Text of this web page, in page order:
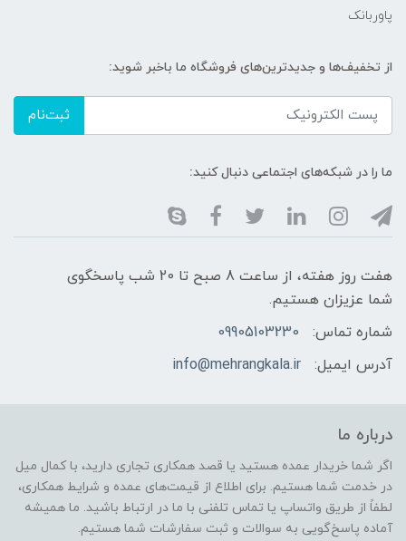
پاوربانک
از تخفیف‌ها و جدیدترین‌های فروشگاه ما باخبر شوید:
ثبت‌نام
ما را در شبکه‌های اجتماعی دنبال کنید:
هفت روز هفته، از ساعت 8 صبح تا 20 شب پاسخگوی
شما عزیزان هستیم.
شماره تماس:
09905103230
آدرس ایمیل:
info@mehrangkala.ir
درباره ما
اگر شما خریدار عمده هستید یا قصد همکاری تجاری دارید، با کمال میل
در خدمت شما هستیم. برای اطلاع از قیمت‌های عمده و شرایط همکاری،
لطفاً از طریق واتساپ یا تماس تلفنی با ما در ارتباط باشید. ما همیشه
آماده پاسخ‌گویی به سوالات و ثبت سفارشات شما هستیم.